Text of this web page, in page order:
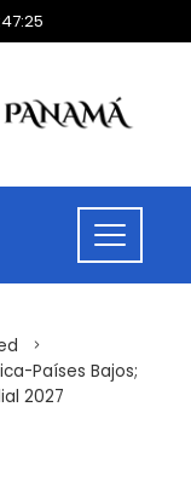
Países Bajos;
2027